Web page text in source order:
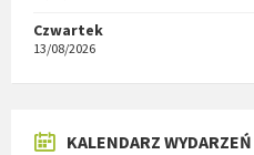
Czwartek
13/08/2026
KALENDARZ WYDARZEŃ